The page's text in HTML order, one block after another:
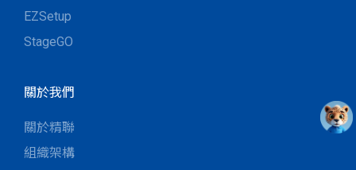
EZSetup
StageGO
關於我們
關於精聯
組織架構